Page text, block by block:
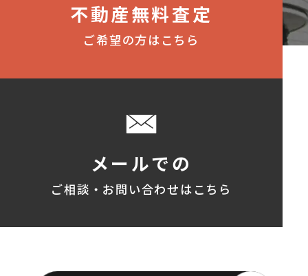
不動産無料査定
ご希望の方はこちら
メールでの
ご相談・お問い合わせはこちら